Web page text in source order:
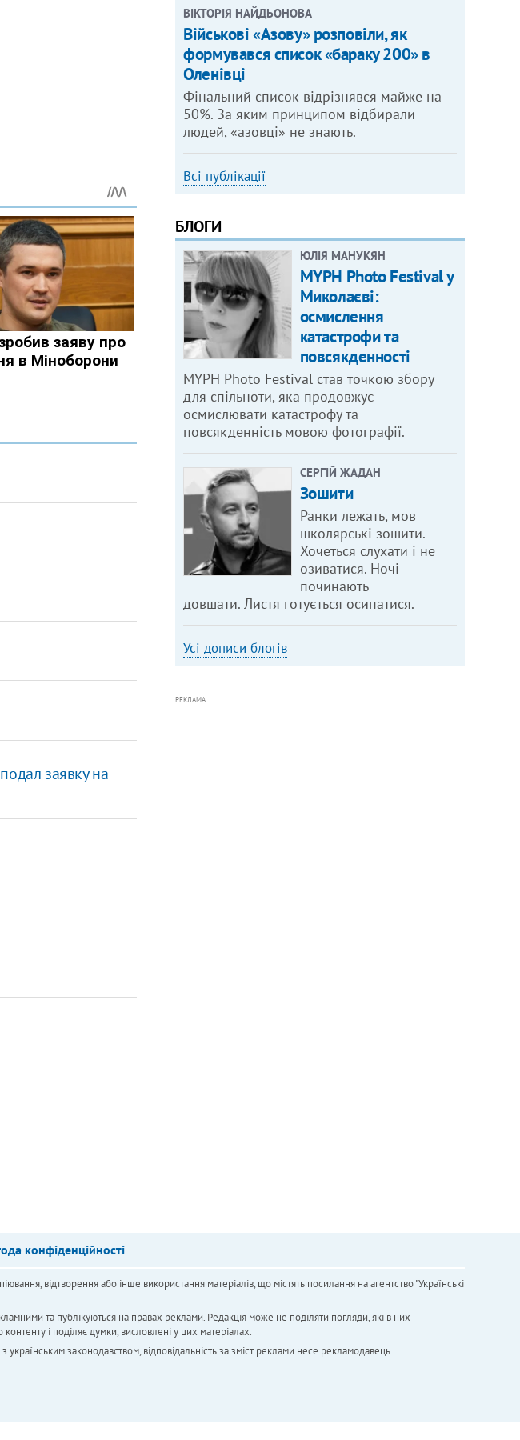
заявку на
ВІКТОРІЯ НАЙДЬОНОВА
Військові «Азову» розповіли, як
формувався список «бараку 200» в
Оленівці
Фінальний список відрізнявся майже на
50%. За яким принципом відбирали
людей, «азовці» не знають.
Всі публікації
БЛОГИ
ЮЛІЯ МАНУКЯН
MYPH Photo Festival у
Миколаєві:
осмислення
катастрофи та
повсякденності
MYPH Photo Festival став точкою збору
для спільноти, яка продовжує
осмислювати катастрофу та
повсякденність мовою фотографії.
СЕРГІЙ ЖАДАН
Зошити
Ранки лежать, мов
школярські зошити.
Хочеться слухати і не
озиватися. Ночі
починають
довшати. Листя готується осипатися.
Усі дописи блогів
РЕКЛАМА
конфіденційності
відтворення або інше використання матеріалів, що містять посилання на агентство "Українськi
та публікуються на правах реклами. Редакція може не поділяти погляди, які в них
і поділяє думки, висловлені у цих матеріалах.
законодавством, відповідальність за зміст реклами несе рекламодавець.